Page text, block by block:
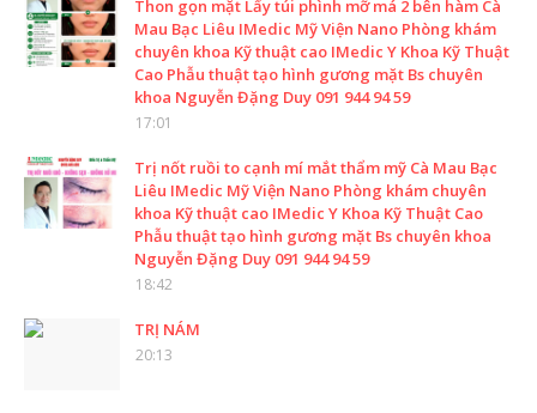
Thon gọn mặt Lấy túi phình mỡ má 2 bên hàm Cà
Mau Bạc Liêu IMedic Mỹ Viện Nano Phòng khám
chuyên khoa Kỹ thuật cao IMedic Y Khoa Kỹ Thuật
Cao Phẫu thuật tạo hình gương mặt Bs chuyên
khoa Nguyễn Đặng Duy 091 944 94 59
17:01
Trị nốt ruồi to cạnh mí mắt thẩm mỹ Cà Mau Bạc
Liêu IMedic Mỹ Viện Nano Phòng khám chuyên
khoa Kỹ thuật cao IMedic Y Khoa Kỹ Thuật Cao
Phẫu thuật tạo hình gương mặt Bs chuyên khoa
Nguyễn Đặng Duy 091 944 94 59
18:42
TRỊ NÁM
20:13